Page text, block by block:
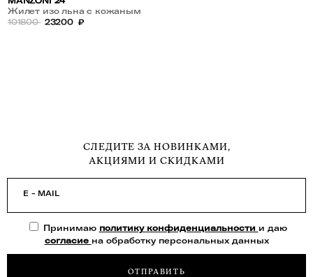
Жилет изо льна с кожаным
ремнем
101800 23200 ₽
СЛЕДИТЕ ЗА НОВИНКАМИ,
АКЦИЯМИ И СКИДКАМИ
E - MAIL
Принимаю политику конфиденциальности и даю
согласие на обработку персональных данных
ОТПРАВИТЬ